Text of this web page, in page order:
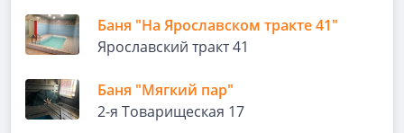
Баня "На Ярославском тракте 41"
Ярославский тракт 41
Баня "Мягкий пар"
2-я Товарищеская 17